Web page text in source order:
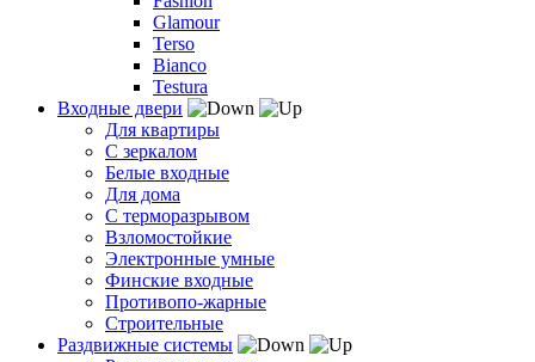
Glamour
Terso
Bianco
Testura
Входные двери
Для квартиры
С зеркалом
Белые входные
Для дома
С терморазрывом
Взломостойкие
Электронные умные
Финские входные
Противопо-жарные
Строительные
Раздвижные системы